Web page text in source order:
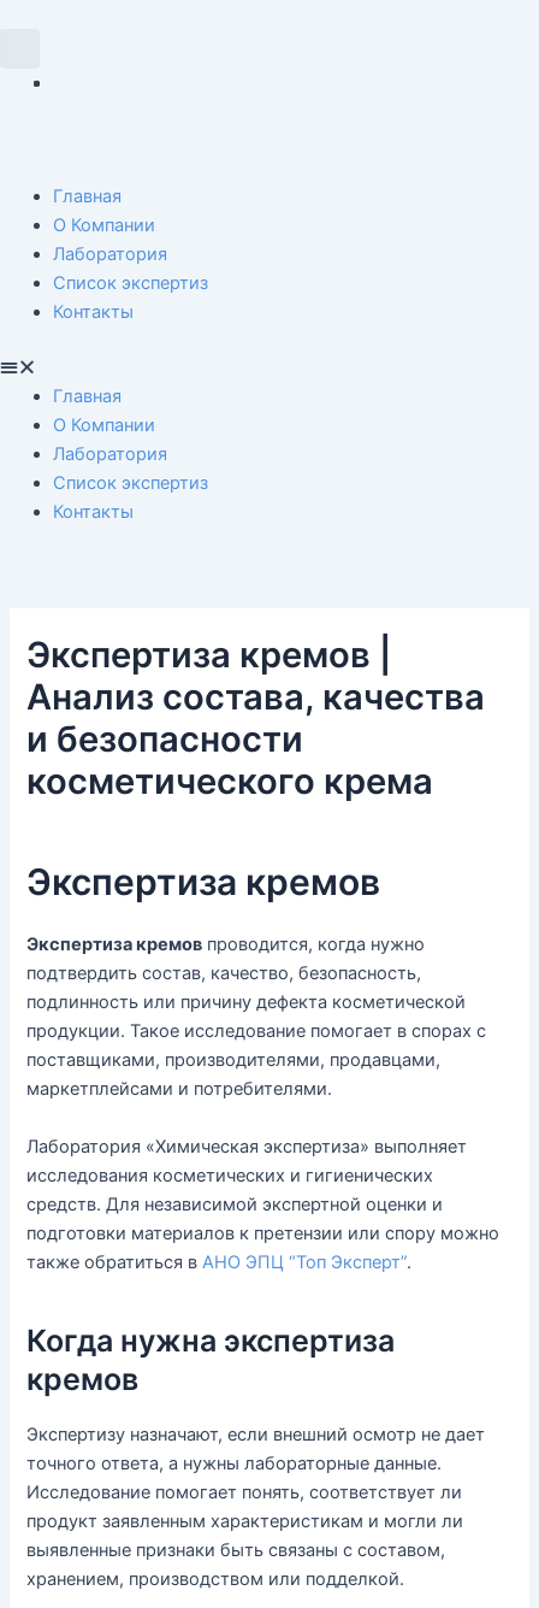
Главная
О Компании
Лаборатория
Список экспертиз
Контакты
Menu
Главная
О Компании
Лаборатория
Список экспертиз
Контакты
Экспертиза кремов |
Анализ состава, качества
и безопасности
косметического крема
Экспертиза кремов
Экспертиза кремов проводится, когда нужно
подтвердить состав, качество, безопасность,
подлинность или причину дефекта косметической
продукции. Такое исследование помогает в спорах с
поставщиками, производителями, продавцами,
маркетплейсами и потребителями.
Лаборатория «Химическая экспертиза» выполняет
исследования косметических и гигиенических
средств. Для независимой экспертной оценки и
подготовки материалов к претензии или спору можно
также обратиться вАНО ЭПЦ “Топ Эксперт”.
Когда нужна экспертиза
кремов
Экспертизу назначают, если внешний осмотр не дает
точного ответа, а нужны лабораторные данные.
Исследование помогает понять, соответствует ли
продукт заявленным характеристикам и могли ли
выявленные признаки быть связаны с составом,
хранением, производством или подделкой.